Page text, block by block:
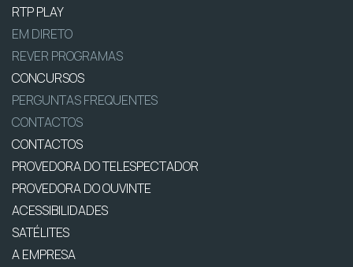
RTP PLAY
EM DIRETO
REVER PROGRAMAS
CONCURSOS
PERGUNTAS FREQUENTES
CONTACTOS
CONTACTOS
PROVEDORA DO TELESPECTADOR
PROVEDORA DO OUVINTE
ACESSIBILIDADES
SATÉLITES
A EMPRESA